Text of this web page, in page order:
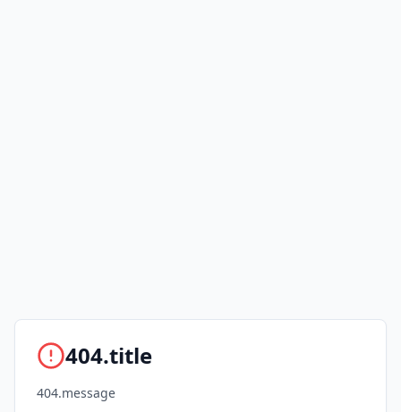
404.title
404.message